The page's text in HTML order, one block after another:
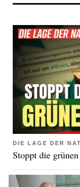
DIE LAGE DER
Stoppt die